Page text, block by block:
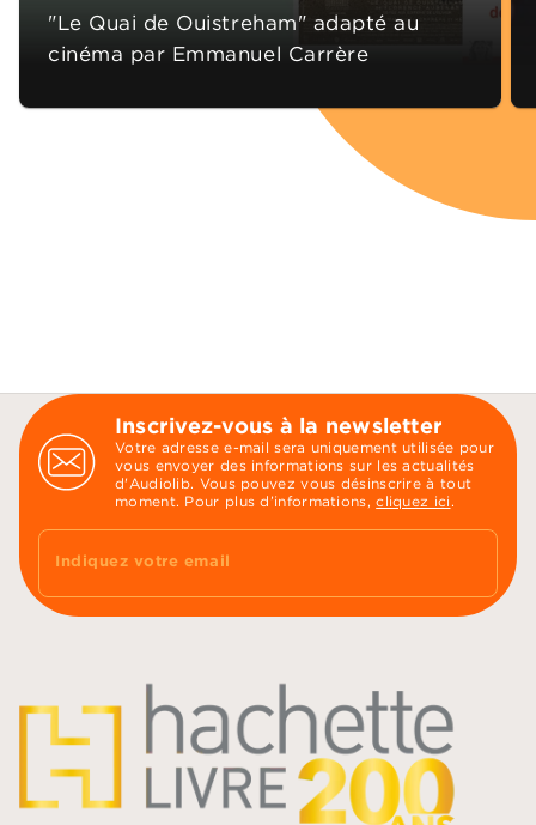
"Le Quai de Ouistreham" adapté au
cinéma par Emmanuel Carrère
Inscrivez-vous à la newsletter
Votre adresse e-mail sera uniquement utilisée pour
vous envoyer des informations sur les actualités
d'Audiolib. Vous pouvez vous désinscrire à tout
moment. Pour plus d’informations,cliquez ici .
Indiquez votre email